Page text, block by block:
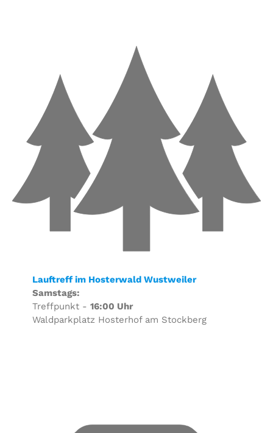
Lauftreff im Hosterwald Wustweiler
Samstags:
Treffpunkt - 16:00 Uhr
Waldparkplatz Hosterhof am Stockberg